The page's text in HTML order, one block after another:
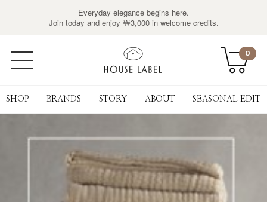
Everyday elegance begins here.
Join today and enjoy ￦3,000 in welcome credits.
0
SHOP BRANDS STORY ABOUT SEASONAL EDIT